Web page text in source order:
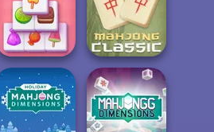
Best Classic
Mahjong
Connect
Garden Tales
Mahjong
Solitaire
Mahjong Candy
Mahjong Classic